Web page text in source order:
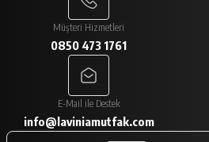
Paketlemesi ve ürünlerin istediğim gibi
gelmesi çok iyiydi
A... V... | 29/01/2026
Paketleme çok iyiydi. Ürünler tam
istediğimiz gibiydi.
A... V... | 29/01/2026
Müşteri Hizmetleri
0850 473 1761
E-Mail ile Destek
info@laviniamutfak.com